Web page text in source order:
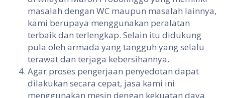
masalah dengan WC maupun masalah lainnya,
kami berupaya menggunakan peralatan
terbaik dan terlengkap. Selain itu didukung
pula oleh armada yang tangguh yang selalu
terawat dan terjaga kebersihannya.
Agar proses pengerjaan penyedotan dapat
dilakukan secara cepat, jasa kami ini
menggunakan mesin dengan kekuatan daya